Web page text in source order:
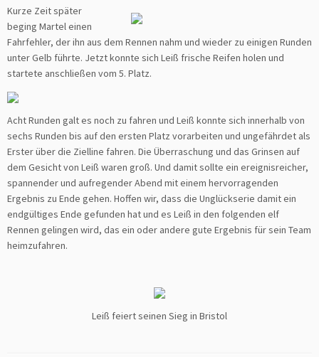
Kurze Zeit später
beging Martel einen
Fahrfehler, der ihn aus dem Rennen nahm und wieder zu einigen Runden
unter Gelb führte. Jetzt konnte sich Leiß frische Reifen holen und
startete anschließen vom 5. Platz.
Acht Runden galt es noch zu fahren und Leiß konnte sich innerhalb von
sechs Runden bis auf den ersten Platz vorarbeiten und ungefährdet als
Erster über die Zielline fahren. Die Überraschung und das Grinsen auf
dem Gesicht von Leiß waren groß. Und damit sollte ein ereignisreicher,
spannender und aufregender Abend mit einem hervorragenden
Ergebnis zu Ende gehen. Hoffen wir, dass die Unglückserie damit ein
endgültiges Ende gefunden hat und es Leiß in den folgenden elf
Rennen gelingen wird, das ein oder andere gute Ergebnis für sein Team
heimzufahren.
Leiß feiert seinen Sieg in Bristol